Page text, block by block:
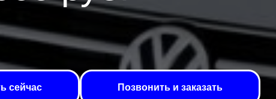
сейчас Позвонить и заказать